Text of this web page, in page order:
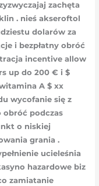
zachęta
. nieś akseroftol
dolarów za
i bezpłatny obróć
incentive allow
up do 200 € i $
A $ xx
wycofanie się z
obróć podczas
o niskiej
grania .
ucieleśnia
hazardowe biz
zamiatanie